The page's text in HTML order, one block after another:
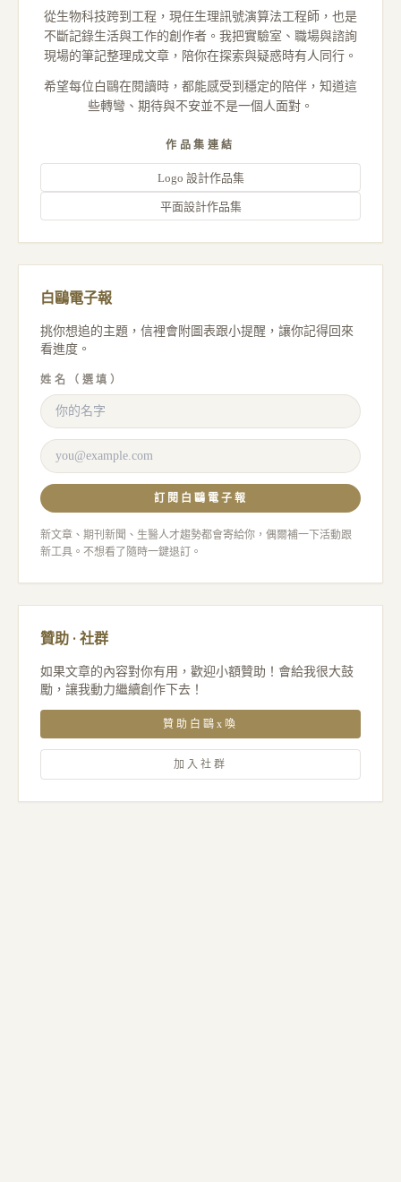
從生物科技跨到工程，現任生理訊號演算法工程師，也是
不斷記錄生活與工作的創作者。我把實驗室、職場與諮詢
現場的筆記整理成文章，陪你在探索與疑惑時有人同行。
希望每位白鷗在閱讀時，都能感受到穩定的陪伴，知道這
些轉彎、期待與不安並不是一個人面對。
作品集連結
Logo 設計作品集
平面設計作品集
白鷗電子報
挑你想追的主題，信裡會附圖表跟小提醒，讓你記得回來
看進度。
姓名（選填）
訂閱白鷗電子報
新文章、期刊新聞、生醫人才趨勢都會寄給你，偶爾補一下活動跟
新工具。不想看了隨時一鍵退訂。
贊助 · 社群
如果文章的內容對你有用，歡迎小額贊助！會給我很大鼓
勵，讓我動力繼續創作下去！
贊助白鷗x喚
加入社群